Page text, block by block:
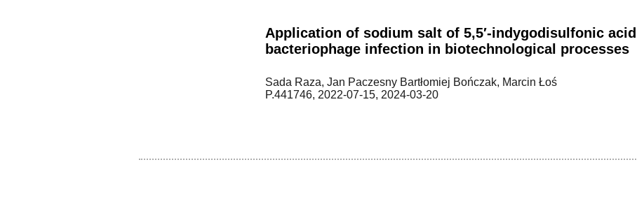
Application of sodium salt of 5,5′-indygodisulfonic
bacteriophage infection in biotechnological processes
Sada Raza, Jan Paczesny Bartłomiej Bończak, Marcin Łoś
P.441746, 2022-07-15, 2024-03-20